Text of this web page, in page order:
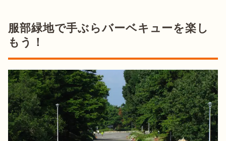
服部緑地で手ぶらバーベキューを楽し
もう！